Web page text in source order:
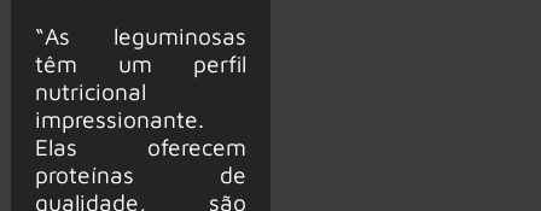
“As leguminosas
têm um perfil
nutricional
impressionante.
Elas oferecem
proteínas de
qualidade, são